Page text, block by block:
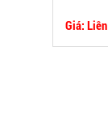
Giá: